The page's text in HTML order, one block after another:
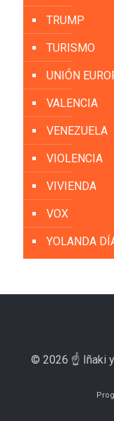
TRUMP
TURISMO
UNIÓN
VALENCIA
VENEZUELA
VIOLENCIA
VIVIENDA
VOX
YOLANDA
© 2026 ☝️ Iñaki y